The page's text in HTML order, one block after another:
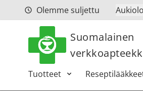
Siirry sisältöönOlemme suljettu
Suomalainen
Tuotteet